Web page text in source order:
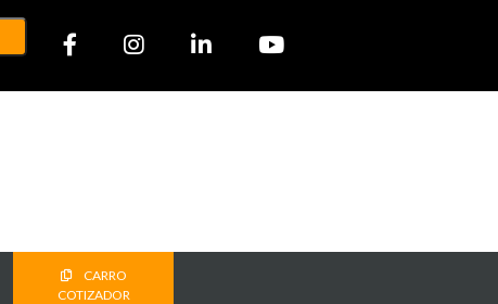
CARRO
COTIZADOR